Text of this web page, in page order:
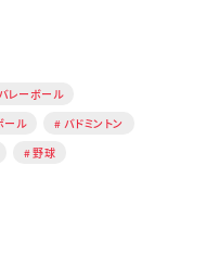
バレーボール
ール
バドミントン
野球